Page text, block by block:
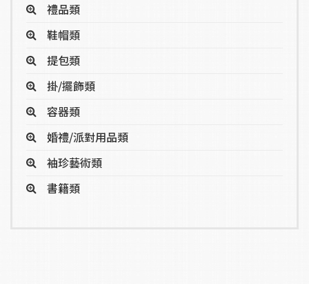
禮品類
鞋帽類
提包類
掛/擺飾類
容器類
婚禮/派對用品類
袖珍藝術類
書籍類